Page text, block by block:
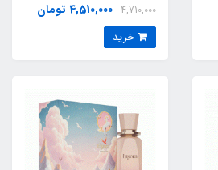
Tiramisu Speculoos
4,710,000 4,510,000 تومان